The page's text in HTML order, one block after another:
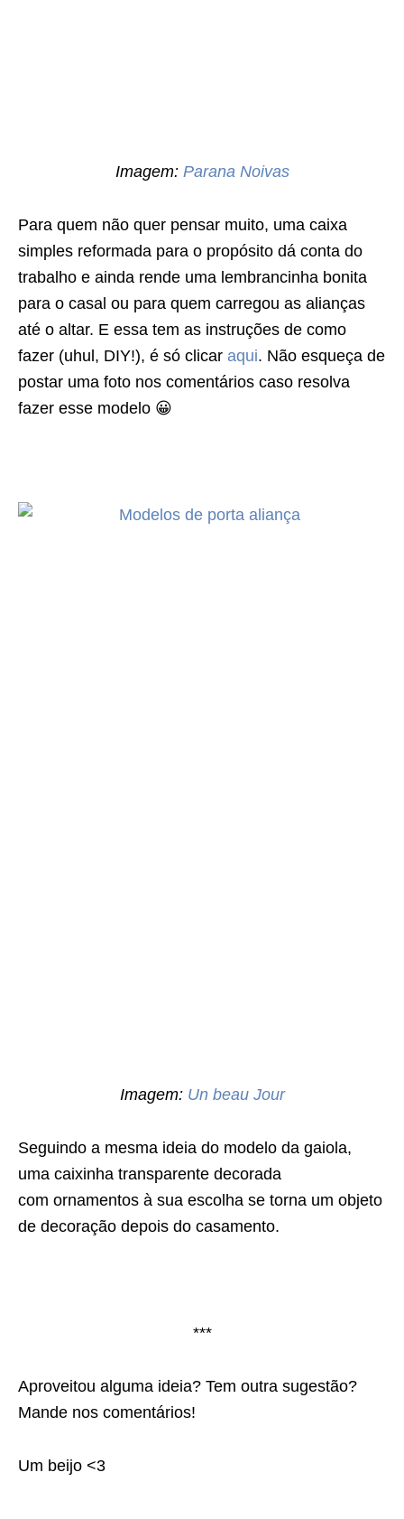
Imagem: Parana Noivas
Para quem não quer pensar muito, uma caixa
simples reformada para o propósito dá conta do
trabalho e ainda rende uma lembrancinha bonita
para o casal ou para quem carregou as alianças
até o altar. E essa tem as instruções de como
fazer (uhul, DIY!), é só clicar aqui. Não esqueça de
postar uma foto nos comentários caso resolva
fazer esse modelo 😀
Imagem: Un beau Jour
Seguindo a mesma ideia do modelo da gaiola,
uma caixinha transparente decorada
com ornamentos à sua escolha se torna um objeto
de decoração depois do casamento.
***
Aproveitou alguma ideia? Tem outra sugestão?
Mande nos comentários!
Um beijo <3